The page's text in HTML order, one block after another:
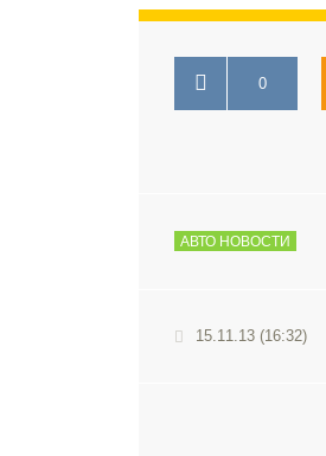
0
АВТО НОВОСТИ
15.11.13 (16:32)